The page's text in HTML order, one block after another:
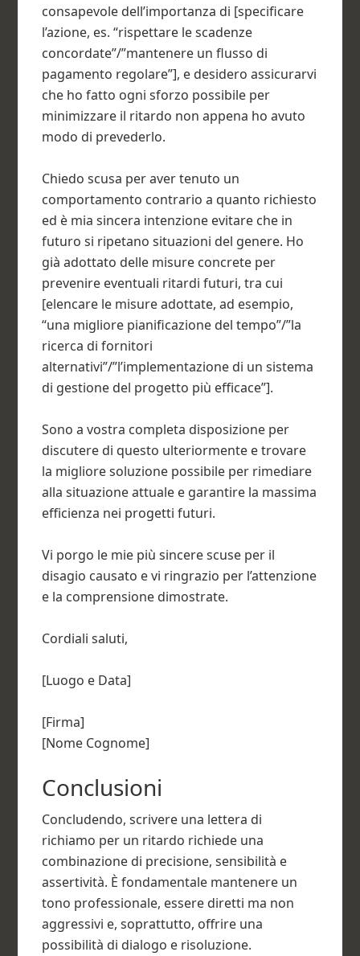
consapevole dell’importanza di [specificare
l’azione, es. “rispettare le scadenze
concordate”/”mantenere un flusso di
pagamento regolare”], e desidero assicurarvi
che ho fatto ogni sforzo possibile per
minimizzare il ritardo non appena ho avuto
modo di prevederlo.
Chiedo scusa per aver tenuto un
comportamento contrario a quanto richiesto
ed è mia sincera intenzione evitare che in
futuro si ripetano situazioni del genere. Ho
già adottato delle misure concrete per
prevenire eventuali ritardi futuri, tra cui
[elencare le misure adottate, ad esempio,
“una migliore pianificazione del tempo”/”la
ricerca di fornitori
alternativi”/”l’implementazione di un sistema
di gestione del progetto più efficace”].
Sono a vostra completa disposizione per
discutere di questo ulteriormente e trovare
la migliore soluzione possibile per rimediare
alla situazione attuale e garantire la massima
efficienza nei progetti futuri.
Vi porgo le mie più sincere scuse per il
disagio causato e vi ringrazio per l’attenzione
e la comprensione dimostrate.
Cordiali saluti,
[Luogo e Data]
[Firma]
[Nome Cognome]
Conclusioni
Concludendo, scrivere una lettera di
richiamo per un ritardo richiede una
combinazione di precisione, sensibilità e
assertività. È fondamentale mantenere un
tono professionale, essere diretti ma non
aggressivi e, soprattutto, offrire una
possibilità di dialogo e risoluzione.